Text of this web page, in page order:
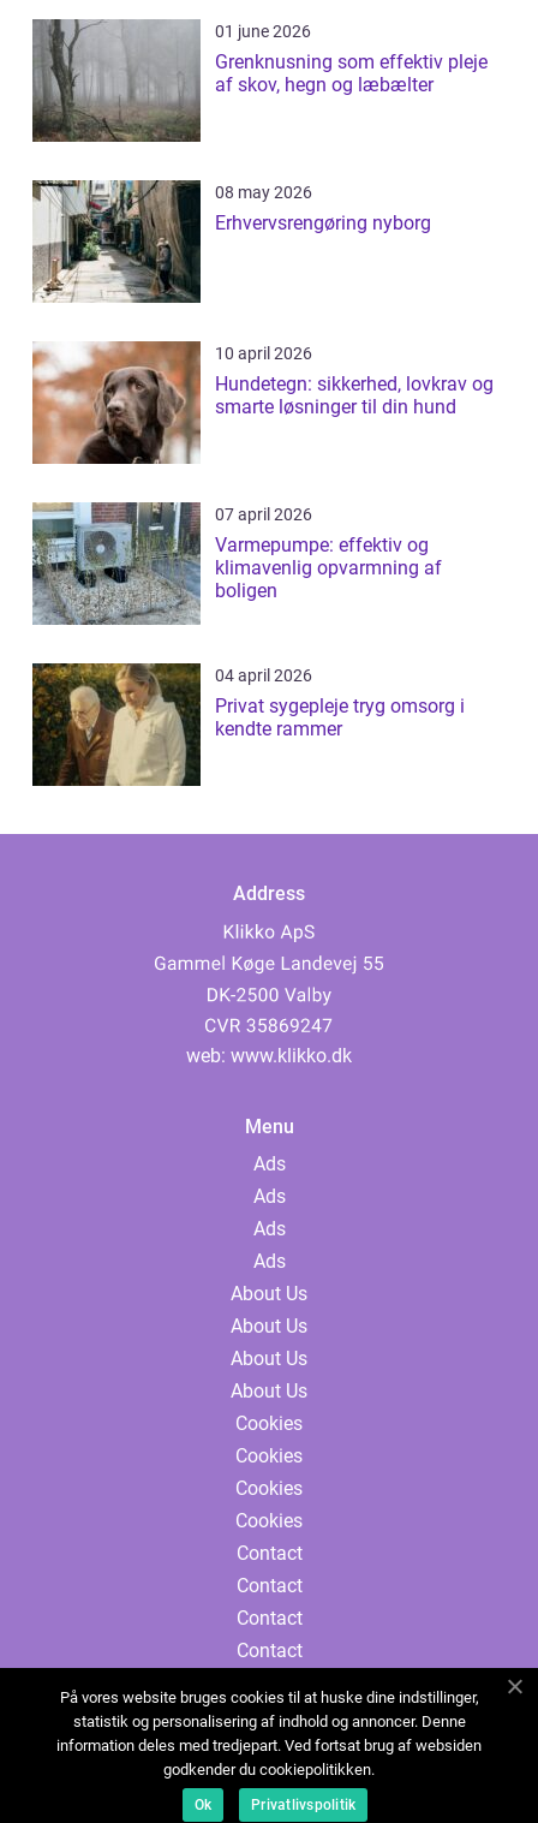
01 june 2026
Grenknusning som effektiv pleje
af skov, hegn og læbælter
08 may 2026
Erhvervsrengøring nyborg
10 april 2026
Hundetegn: sikkerhed, lovkrav og
smarte løsninger til din hund
07 april 2026
Varmepumpe: effektiv og
klimavenlig opvarmning af
boligen
04 april 2026
Privat sygepleje tryg omsorg i
kendte rammer
Address
web: www.klikko.dk
Menu
Ads
Ads
Ads
Ads
About Us
About Us
About Us
About Us
Cookies
Cookies
Cookies
Cookies
Contact
Contact
Contact
Contact
Sitemap
Sitemap
Sitemap
På vores website bruges cookies til at huske dine indstillinger,
statistik og personalisering af indhold og annoncer. Denne
information deles med tredjepart. Ved fortsat brug af websiden
godkender du cookiepolitikken.
Ok Privatlivspolitik